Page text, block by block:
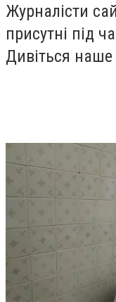
Журналісти
присутні під
Дивіться наше